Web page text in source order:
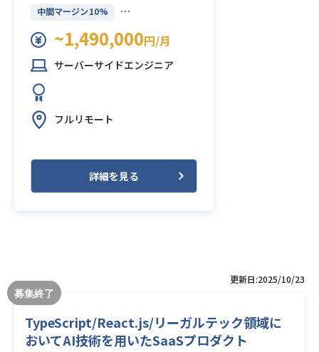
るフルスタックエンジニア募集
中間マージン10%
~1,490,000円/月
サーバーサイドエンジニア
フルリモート
詳細を見る
更新日:2025/10/23
TypeScript/React.js/リーガルテック領域に
おいてAI技術を用いたSaaSプロダクト